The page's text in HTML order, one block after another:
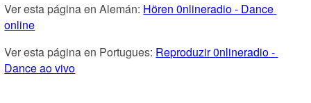
Ver esta página en Alemán: Hören 0nlineradio - Dance
online
Ver esta página en Portugues: Reproduzir 0nlineradio -
Dance ao vivo